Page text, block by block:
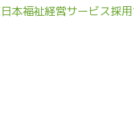
本福祉経営サービス採